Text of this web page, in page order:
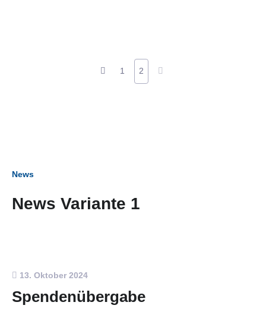
1 2
News
News Variante 1
13. Oktober 2024
Spendenübergabe